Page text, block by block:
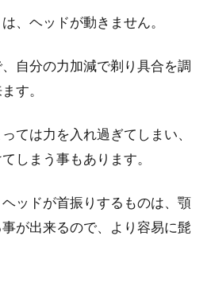
、ヘッドが動きません。
自分の力加減で剃り具合を調
す。
ては力を入れ過ぎてしまい、
しまう事もあります。
ッドが首振りするものは、顎
が出来るので、より容易に髭